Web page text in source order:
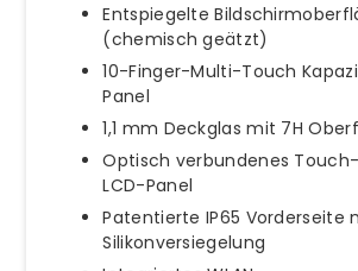
Entspiegelte
(chemisch geätzt)
10-Finger-Multi-Touch
Panel
1,1 mm Deckglas mit 7H
Optisch verbundenes
LCD-Panel
Patentierte IP65 Vorderseite
Silikonversiegelung